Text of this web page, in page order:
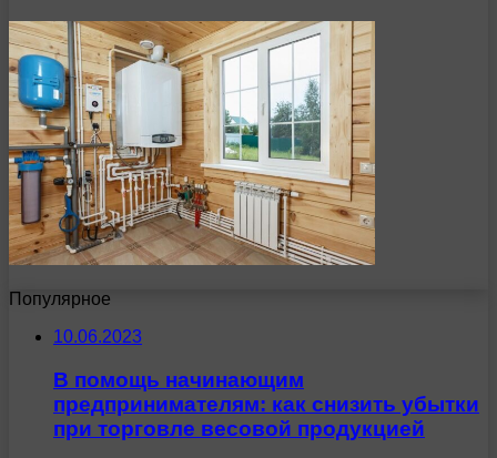
Популярное
10.06.2023
В помощь начинающим
предпринимателям: как снизить убытки
при торговле весовой продукцией